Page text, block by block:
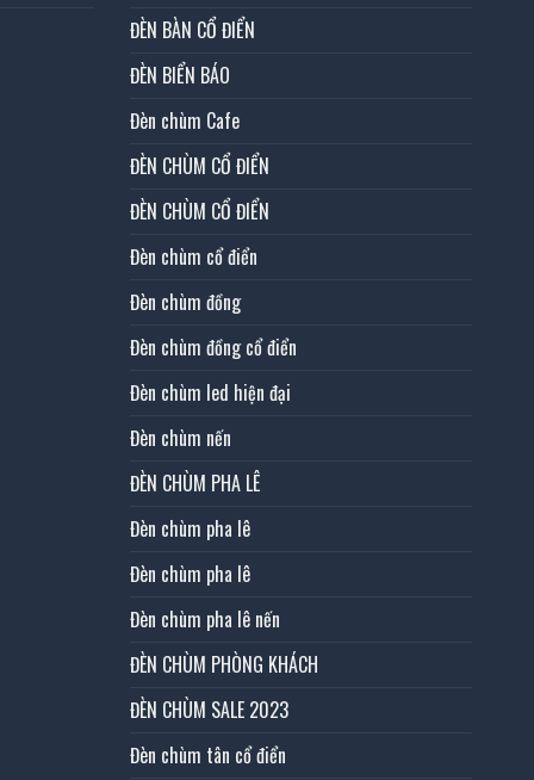
ĐÈN BÀN CỔ ĐIỂN
ĐÈN BIỂN BÁO
Đèn chùm Cafe
ĐÈN CHÙM CỔ ĐIỂN
ĐÈN CHÙM CỔ ĐIỂN
Đèn chùm cổ điển
Đèn chùm đồng
Đèn chùm đồng cổ điển
Đèn chùm led hiện đại
Đèn chùm nến
ĐÈN CHÙM PHA LÊ
Đèn chùm pha lê
Đèn chùm pha lê
Đèn chùm pha lê nến
ĐÈN CHÙM PHÒNG KHÁCH
ĐÈN CHÙM SALE 2023
Đèn chùm tân cổ điển